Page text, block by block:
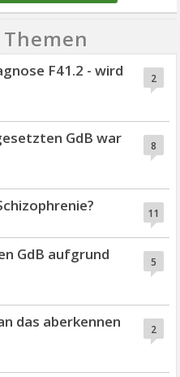
2
F41.2 - wird
8
GdB war
11
5
GdB aufgrund
2
das aberkennen